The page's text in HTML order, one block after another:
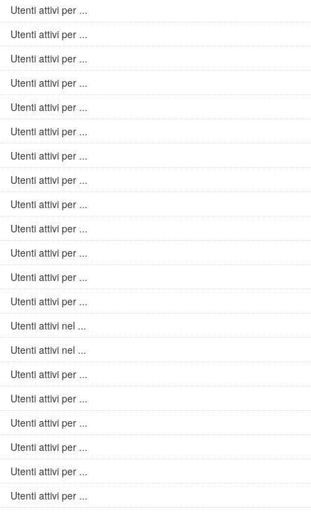
Utenti attivi per ...
Utenti attivi per ...
Utenti attivi per ...
Utenti attivi per ...
Utenti attivi per ...
Utenti attivi per ...
Utenti attivi per ...
Utenti attivi per ...
Utenti attivi per ...
Utenti attivi per ...
Utenti attivi per ...
Utenti attivi per ...
Utenti attivi per ...
Utenti attivi nel ...
Utenti attivi nel ...
Utenti attivi per ...
Utenti attivi per ...
Utenti attivi per ...
Utenti attivi per ...
Utenti attivi per ...
Utenti attivi per ...